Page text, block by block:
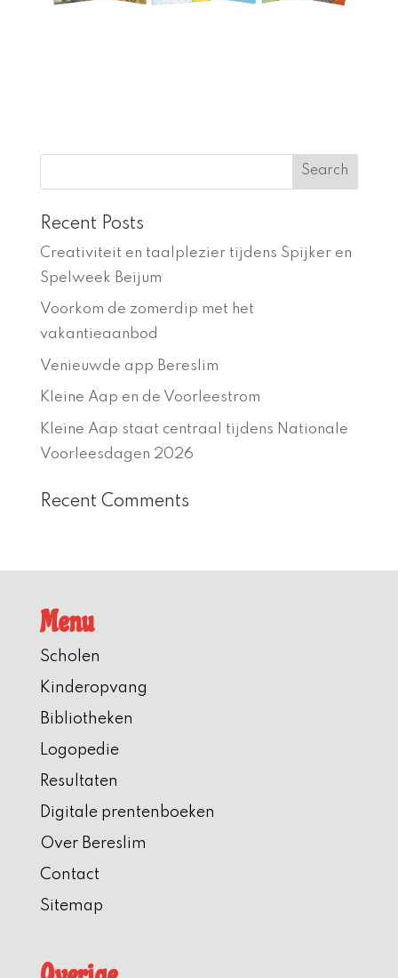
Recent Posts
Creativiteit en taalplezier tijdens Spijker en
Spelweek Beijum
Voorkom de zomerdip met het
vakantieaanbod
Venieuwde app Bereslim
Kleine Aap en de Voorleestrom
Kleine Aap staat centraal tijdens Nationale
Voorleesdagen 2026
Recent Comments
Menu
Scholen
Kinderopvang
Bibliotheken
Logopedie
Resultaten
Digitale prentenboeken
Over Bereslim
Contact
Sitemap